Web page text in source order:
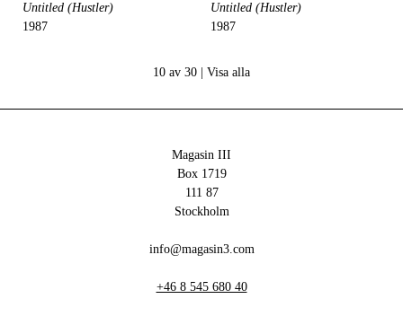
Untitled (Hustler)
1987
Untitled (Hustler)
1987
10 av 30 | Visa alla
Magasin III
Box 1719
111 87
Stockholm
info@magasin3.com
+46 8 545 680 40